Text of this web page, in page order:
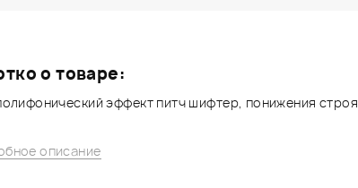
о товаре:
эффект питч шифтер, понижения строя
описание